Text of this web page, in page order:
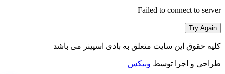
Failed to connect to server
Try Again
کلیه حقوق این سایت متعلق به بادی اسپینر می باشد
طراحی و اجرا توسط وبیکس